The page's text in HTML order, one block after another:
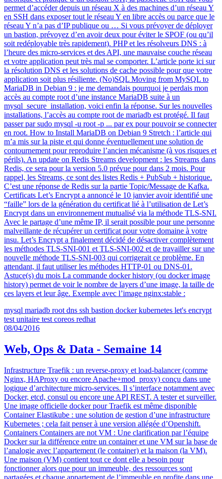
permet d’accéder depuis un réseau X à des machines d’un réseau Y
en SSH dans exposer tout le réseau Y en libre accès ou parce que le
réseau Y n’a pas d’IP publique ou … Si vous prévoyer de déployer
un bastion, prévoyez d’en avoir deux pour éviter le SPOF (ou qu’il
soit redéployable très rapidement). PHP et les résolveurs DNS : à
l’heure des micro-services et des API, une mauvaise couche réseau
et votre application peut très mal se comporter. L’article porte ici sur
la résolution DNS et les solutions de cache possible pour que votre
application soit plus résiliente. (No)SQL Moving from MySQL to
MariaDB in Debian 9 : je me demandais pourquoi je perdais mon
accès au compte root d’une instance MariaDB suite à un
mysql_secure_installation, voici enfin la réponse. Sur les nouvelles
installations, l’accès au compte root de mariadb est protégé. Il faut
passer par sudo mysql -u root -p ... par ex pour pouvoir se connecter
en root. How to Install MariaDB on Debian 9 Stretch : l’article qui
m’a mis sur la piste et qui donne éventuellement une solution de
contournement pour reproduire l’ancien mécanisme (à vos risques et
périls). An update on Redis Streams development : les Streams dans
Redis, ce sera pour la version 5.0 prévue pour dans 2 mois. Pour
rappel, les Streams, ce sont des listes Redis + PubSub + historique.
C’est une réponse de Redis sur la partie Topic/Message de Kafka.
Certificats Let’s Encrypt a annoncé le 10 janvier avoir identifié une
“faille” lors de la génération du certificat lié à l’utilisation de Let’s
Encrypt dans un environnement mutualisé via la méthode TLS-SNI.
Avec le partage d’une même IP, il serait possible pour une personne
malveillante de récupérer un certificat pour votre domaine à votre
insu. Let’s Encrypt a finalement décidé de désactiver complètement
les méthodes TLS-SNI-001 et TLS-SNI-002 et de travailler sur une
nouvelle méthode TLS-SNI-003 qui corrigerait ce problème. En
attendant, il faut utiliser les méthodes HTTP-01 ou DNS-01.
Astuce(s) du mois La commande docker history (ou docker image
history) permet de voir le nombre de layers d’une image, la taille de
ces layers et leur âge. Exemple avec l’image nginx:stable :
mysql mariadb root dns ssh bastion docker kubernetes let's encrypt
test unitaire test coreos redhat
08/04/2016
Web, Ops & Data - Semaine 14
Infrastructure Traefik : un reverse-proxy et load-balancer (comme
Nginx, HAProxy ou encore Apache+mod_proxy) conçu dans une
logique d’architecture micro-services. Il s’interface notamment avec
Docker, etcd, consul ou encore une API REST. A tester et surveiller.
Une image officielle docker pour Traefik est même disponible
Container Elastikube : une solution de gestion d’une infrastructure
Kubernetes ; cela fait penser à une version allégée d’Openshift.
Containers Containers are not VM : Une clarification par l’équipe
Docker sur la différence entre un container et une VM sur la base de
l’analogie avec l’appartement (le container) et la maison (la VM).
Une maison (VM) contient tout ce dont elle a besoin pour
fonctionner alors que pour un immeuble, des ressources sont
partagées et chaque appartement de l’immeuble en profite dans une